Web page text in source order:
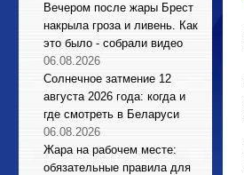
Вечером после жары Брест
накрыла гроза и ливень. Как
это было - собрали видео
06.08.2026
Солнечное затмение 12
августа 2026 года: когда и
где смотреть в Беларуси
06.08.2026
Жара на рабочем месте:
обязательные правила для